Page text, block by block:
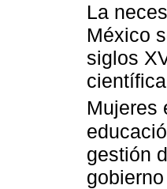
La
México
siglos
Mujeres
gestión